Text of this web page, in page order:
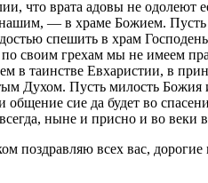
что врата адовы не
— в храме Божием. Пусть
спешить в храм
своим грехам мы не имеем
в таинстве Евхаристии, в
Духом. Пусть милость Божия
сие да будет во
ныне и присно и во веки
поздравляю всех вас, дорогие